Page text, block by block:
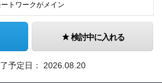
ートワークがメイン
検討中に入れる
予定日： 2026.08.20